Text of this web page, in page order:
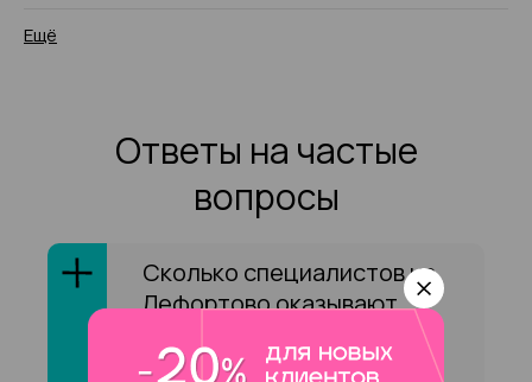
Ещё
Ответы на частые
вопросы
Сколько специалистов на
Лефортово оказывают
бровей»?